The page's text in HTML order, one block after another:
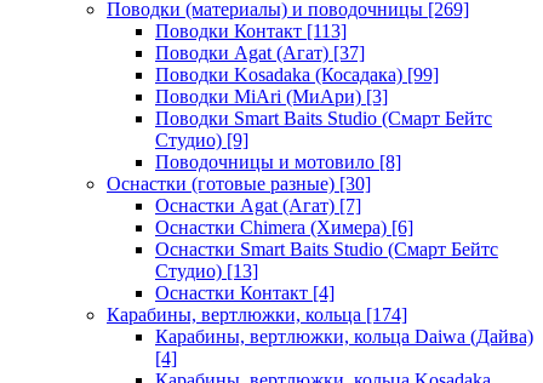
Поводки (материалы) и поводочницы [269]
Поводки Контакт [113]
Поводки Agat (Агат) [37]
Поводки Kosadaka (Косадака) [99]
Поводки MiAri (МиАри) [3]
Поводки Smart Baits Studio (Смарт Бейтс
Студио) [9]
Поводочницы и мотовило [8]
Оснастки (готовые разные) [30]
Оснастки Agat (Агат) [7]
Оснастки Chimera (Химера) [6]
Оснастки Smart Baits Studio (Смарт Бейтс
Студио) [13]
Оснастки Контакт [4]
Карабины, вертлюжки, кольца [174]
Карабины, вертлюжки, кольца Daiwa (Дайва)
[4]